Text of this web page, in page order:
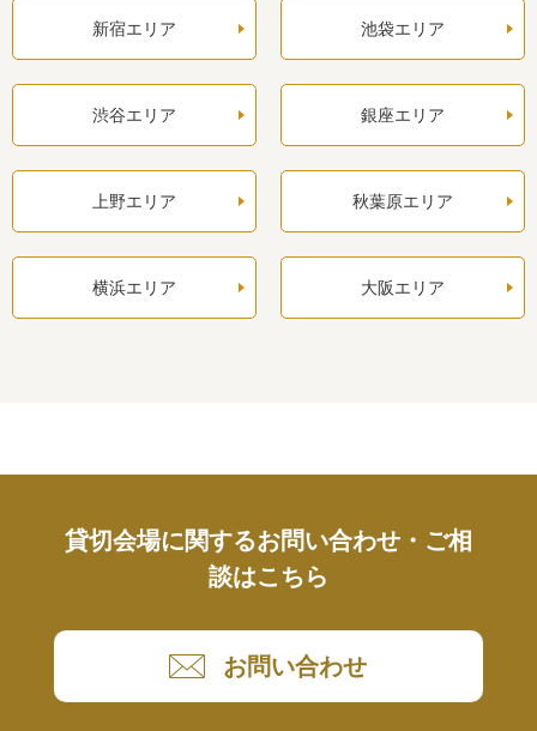
新宿エリア 池袋エリア
渋谷エリア 銀座エリア
上野エリア 秋葉原エリア
横浜エリア 大阪エリア
貸切会場に関するお問い合わせ・ご相
談はこちら
お問い合わせ